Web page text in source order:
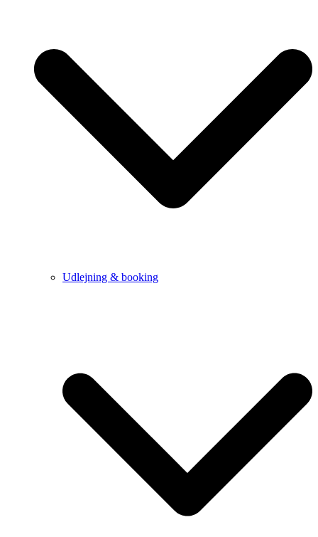
Udlejning & booking